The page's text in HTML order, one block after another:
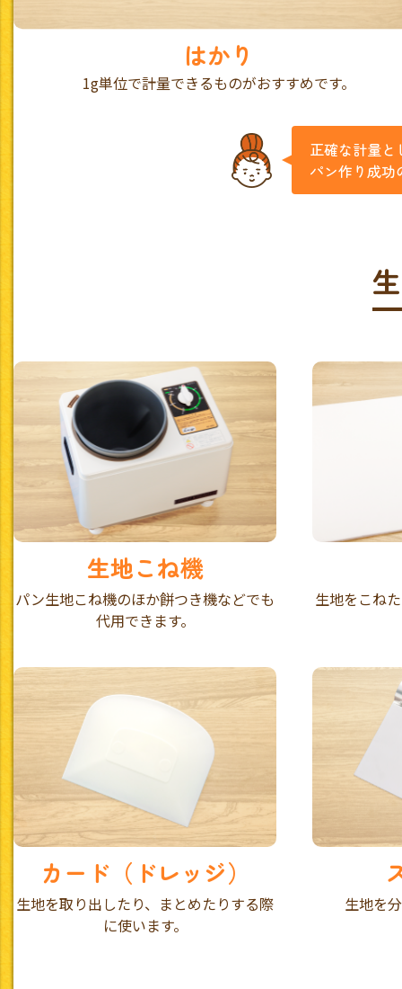
はかり
1g単位で計量できるものがおすすめです。
正確な計量と
パン作り成功
生地こね機
パン生地こね機のほか餅つき機などでも
代用できます。
生地をこね
カード（ドレッジ）
生地を取り出したり、まとめたりする際
に使います。
生地を